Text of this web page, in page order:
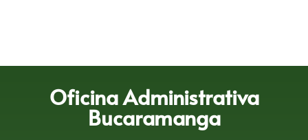
Oficina Administrativa
Bucaramanga